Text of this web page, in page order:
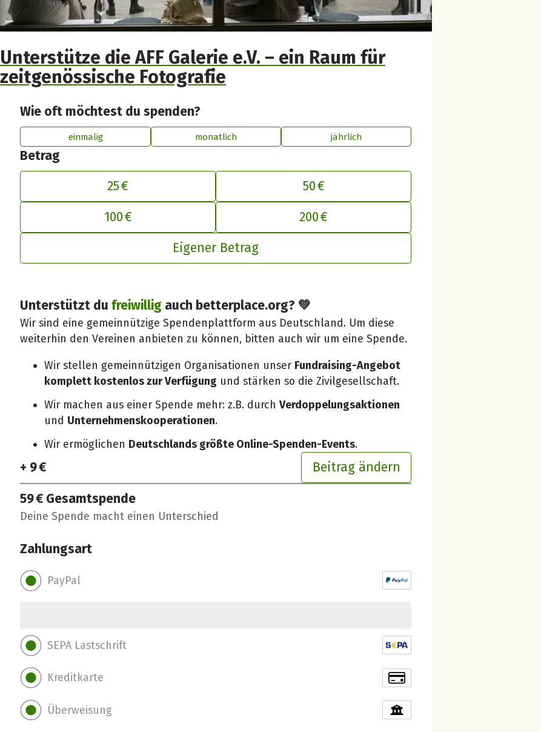
Unterstütze die AFF Galerie e.V. – ein Raum für
zeitgenössische Fotografie
Wie oft möchtest du spenden?
einmalig monatlich jährlich
Betrag
25 €
50 €
100 €
200 €
Eigener Betrag
Unterstützt dufreiwillig auch betterplace.org? 💚
Wir sind eine gemeinnützige Spendenplattform aus Deutschland. Um diese
weiterhin den Vereinen anbieten zu können, bitten auch wir um eine Spende.
Wir stellen gemeinnützigen Organisationen unser Fundraising-Angebot
komplett kostenlos zur Verfügung und stärken so die Zivilgesellschaft.
Wir machen aus einer Spende mehr: z.B. durchVerdoppelungsaktionen
und Unternehmenskooperationen.
Wir ermöglichen Deutschlands größte Online-Spenden-Events.
+ 9 € Beitrag ändern
Deinen Beitrag an betterplace anpassen
59 € Gesamtspende
Deine Spende macht einen Unterschied
Zahlungsart
PayPal
SEPA Lastschrift
Kreditkarte
Überweisung